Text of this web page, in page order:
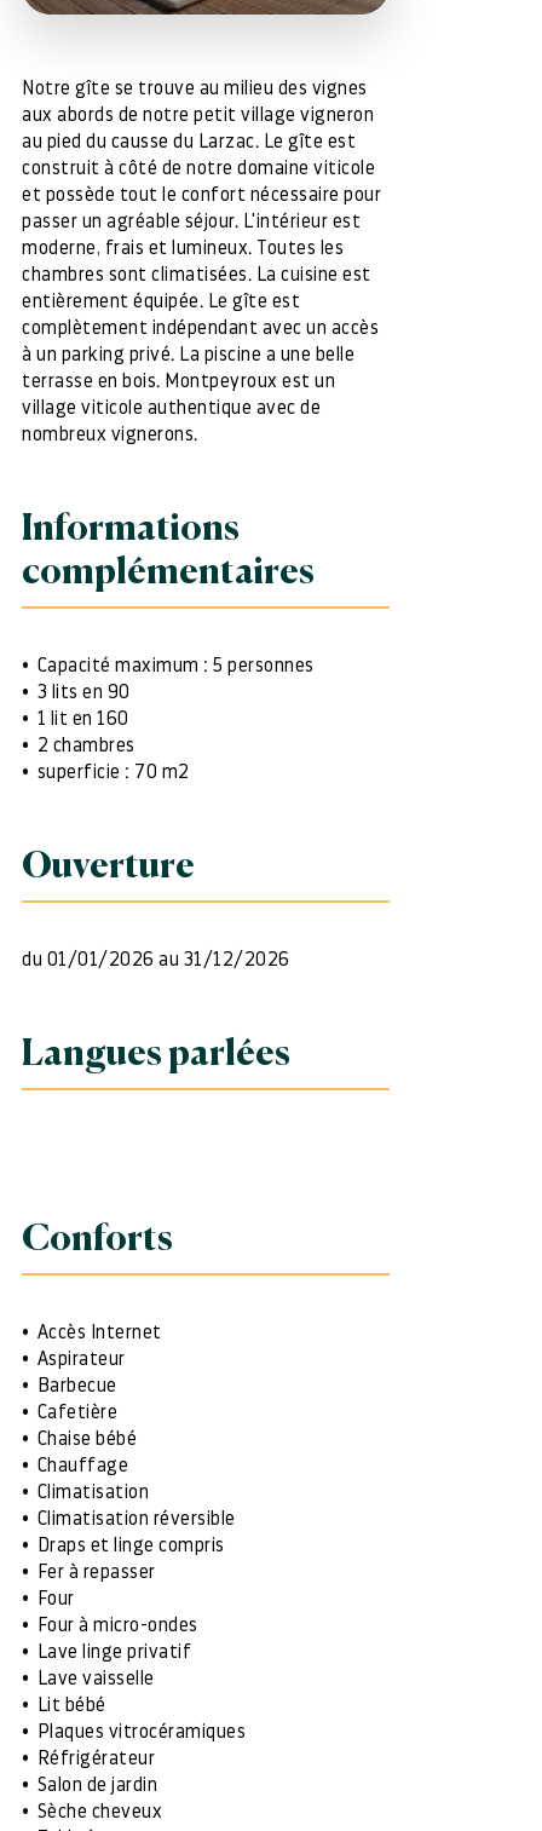
Notre gîte se trouve au milieu des vignes
aux abords de notre petit village vigneron
au pied du causse du Larzac. Le gîte est
construit à côté de notre domaine viticole
et possède tout le confort nécessaire pour
passer un agréable séjour. L'intérieur est
moderne, frais et lumineux. Toutes les
chambres sont climatisées. La cuisine est
entièrement équipée. Le gîte est
complètement indépendant avec un accès
à un parking privé. La piscine a une belle
terrasse en bois. Montpeyroux est un
village viticole authentique avec de
nombreux vignerons.
Informations
complémentaires
Capacité maximum : 5 personnes
3 lits en 90
1 lit en 160
2 chambres
superficie : 70 m2
Ouverture
du 01/01/2026 au 31/12/2026
Langues parlées
Conforts
Accès Internet
Aspirateur
Barbecue
Cafetière
Chaise bébé
Chauffage
Climatisation
Climatisation réversible
Draps et linge compris
Fer à repasser
Four
Four à micro-ondes
Lave linge privatif
Lave vaisselle
Lit bébé
Plaques vitrocéramiques
Réfrigérateur
Salon de jardin
Sèche cheveux